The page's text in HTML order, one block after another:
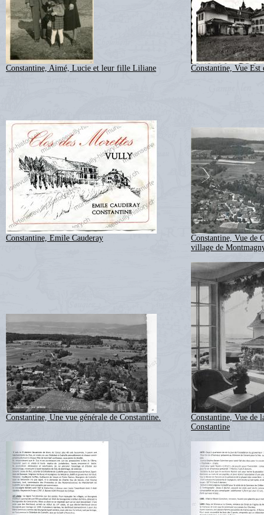
Constantine, Aimé, Lucie et leur fille Liliane Constantine, Vue Est
Constantine, Emile Cauderay
Constantine, Vue de
village de
Constantine, Une vue générale de Constantine.
Constantine, Vue de
Constantine